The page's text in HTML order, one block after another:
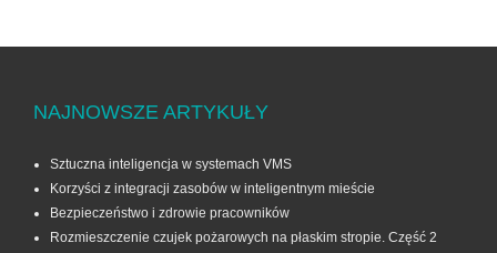
NAJNOWSZE ARTYKUŁY
Sztuczna inteligencja w systemach VMS
Korzyści z integracji zasobów w inteligentnym mieście
Bezpieczeństwo i zdrowie pracowników
Rozmieszczenie czujek pożarowych na płaskim stropie. Część 2